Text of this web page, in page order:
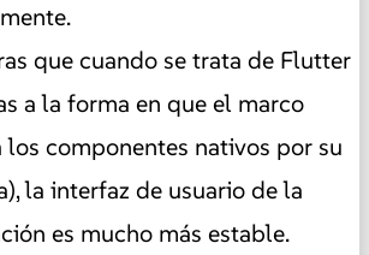
que cuando se trata de Flutter
a la forma en que el marco
los componentes nativos por su
la interfaz de usuario de la
es mucho más estable.